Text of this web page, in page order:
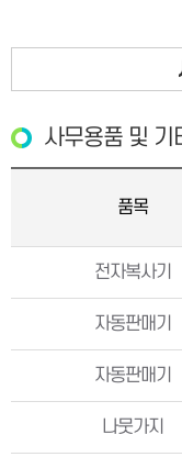
사무용품 및 기
품목
전자복사기
자동판매기
자동판매기
나뭇가지